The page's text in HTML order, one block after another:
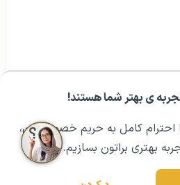
ی بهتر شما هستند!
احترام کامل به حریم خصوصیتون،
بهتری براتون بسازیم.